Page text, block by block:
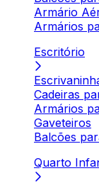
Armário
Armários
Escritório
Cadeiras
Armários
Gaveteiros
Balcões
Quarto